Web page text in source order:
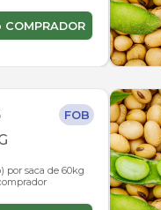
FOB
por saca de 60kg